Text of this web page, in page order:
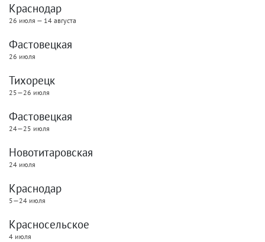
Краснодар
26 июля — 14 августа
Фастовецкая
26 июля
Тихорецк
25—26 июля
Фастовецкая
24—25 июля
Новотитаровская
24 июля
Краснодар
5—24 июля
Красносельское
4 июля